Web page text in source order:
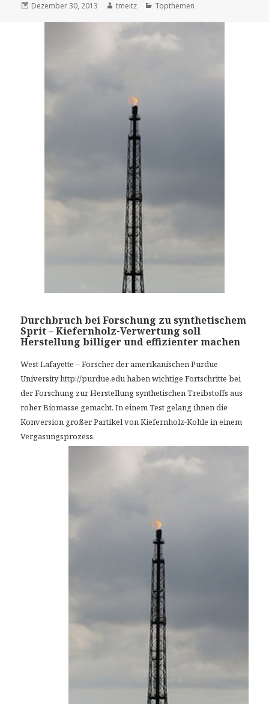
Veröffentlicht
Dezember 30, 2013 Autor
tmeitz Kategorien
Topthemen
Durchbruch bei Forschung zu synthetischem
Sprit – Kiefernholz-Verwertung soll
Herstellung billiger und effizienter machen
West Lafayette – Forscher der amerikanischen Purdue
University http://purdue.edu haben wichtige Fortschritte bei
der Forschung zur Herstellung synthetischen Treibstoffs aus
roher Biomasse gemacht. In einem Test gelang ihnen die
Konversion großer Partikel von Kiefernholz-Kohle in einem
Vergasungsprozess.